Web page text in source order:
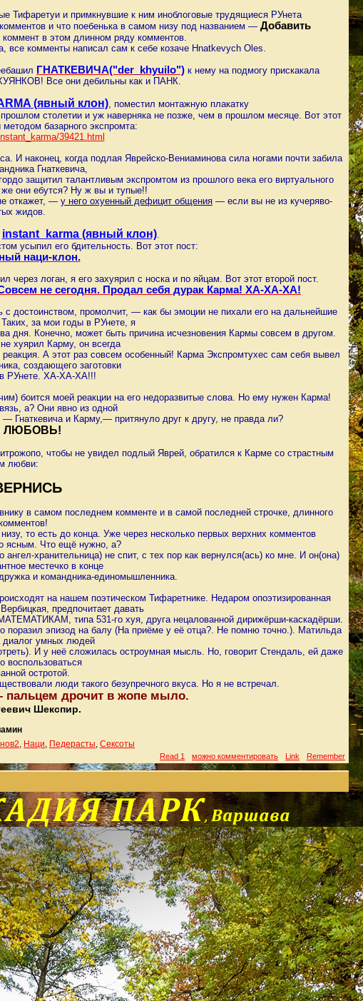
Тифаретуи и примкнувшие к ним иноблоговые трудящиеся РУнета
и что поебенька в самом низу под названием — Добавить
в этом длинном ряду комментов.
все комменты написал сам к себе козаче Hnatkevych Oles.
ГНАТКЕВИЧА("der_khyuilo") к нему на подмогу прискакала
Все они дебильны как и ПАНК.
(явный клон), поместил монтажную плакатку
столетии и уж наверняка не позже, чем в прошлом месяце. Вот этот
базарного экспромта:
a/39421.html
наконец, когда подлая Яврейско-Вениаминова сила ногами почти забила
Гнаткевича,
талантливым экспромтом из прошлого века его виртуального
они ебутся? Ну ж вы и тупые!!
откажет, — у него охуенный дефицит общения — если вы не из кучеряво-
жидов.
instant_karma (явный клон).
усыпил его бдительность. Вот этот пост:
наци-клон.
логан, я его захуярил с носка и по яйцам. Вот этот второй пост.
не сегодня. Продал себя дурак Карма! ХА-ХА-ХА!
достоинством, промолчит, — как бы эмоции не пихали его на дальнейшие
за мои годы в РУнете, я
дня. Конечно, может быть причина исчезновения Кармы совсем в другом.
хуярил Карму, он всегда
А этот раз совсем особенный! Карма Экспромтухес сам себя вывел
создающего заготовки
РУнете. ХА-ХА-ХА!!!
боится моей реакции на его недоразвитые слова. Но ему нужен Карма!
а? Они явно из одной
Гнаткевича и Карму,— притянуло друг к другу, не правда ли?
ЛЮБОВЬ!
чтобы не увидел подлый Яврей, обратился к Карме со страстным
любви:
в самом последнем комменте и в самой последней строчке, длинного
то есть до конца. Уже через несколько первых верхних комментов
ясным. Что ещё нужно, а?
хранительница) не спит, с тех пор как вернулся(ась) ко мне. И он(она)
местечко в конце
и командника-единомышленника.
на нашем поэтическом Тифаретнике. Недаром опоэтизированная
предпочитает давать
типа 531-го хуя, друга нецалованной дирижёрши-каскадёрши.
эпизод на балу (На приёме у её отца?. Не помню точно.). Матильда
умных людей
И у неё сложилась остроумная мысль. Но, говорит Стендаль, ей даже
воспользоваться
остротой.
люди такого безупречного вкуса. Но я не встречал.
дрочит в жопе мыло.
Шекспир.
, Наци, Педерасты, Сексоты
Read 1 можно комментировать Link Remember